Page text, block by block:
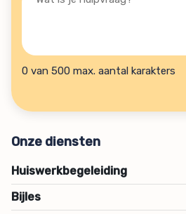
(Vereist)
hulpvraag?
0 van 500 max. aantal karakters
Onze diensten
Huiswerkbegeleiding
Bijles